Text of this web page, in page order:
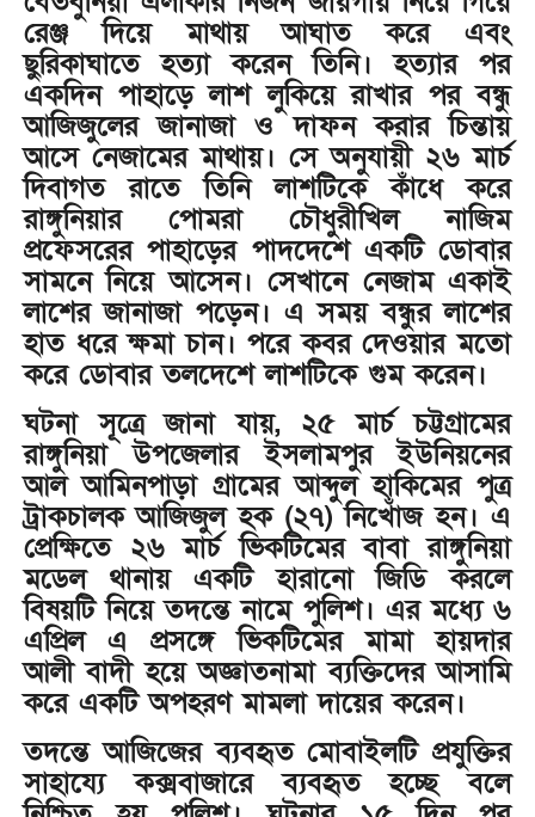
রেঞ্জ দিয়ে মাথায় আঘাত করে এবং
ছুরিকাঘাতে হত্যা করেন তিনি। হত্যার পর
একদিন পাহাড়ে লাশ লুকিয়ে রাখার পর বন্ধু
আজিজুলের জানাজা ও দাফন করার চিন্তায়
আসে নেজামের মাথায়। সে অনুযায়ী ২৬ মার্চ
দিবাগত রাতে তিনি লাশটিকে কাঁধে করে
রাঙ্গুনিয়ার পোমরা চৌধুরীখিল নাজিম
প্রফেসরের পাহাড়ের পাদদেশে একটি ডোবার
সামনে নিয়ে আসেন। সেখানে নেজাম একাই
লাশের জানাজা পড়েন। এ সময় বন্ধুর লাশের
হাত ধরে ক্ষমা চান। পরে কবর দেওয়ার মতো
করে ডোবার তলদেশে লাশটিকে গুম করেন।
ঘটনা সূত্রে জানা যায়, ২৫ মার্চ চট্টগ্রামের
রাঙ্গুনিয়া উপজেলার ইসলামপুর ইউনিয়নের
আল আমিনপাড়া গ্রামের আব্দুল হাকিমের পুত্র
ট্রাকচালক আজিজুল হক (২৭) নিখোঁজ হন। এ
প্রেক্ষিতে ২৬ মার্চ ভিকটিমের বাবা রাঙ্গুনিয়া
মডেল থানায় একটি হারানো জিডি করলে
বিষয়টি নিয়ে তদন্তে নামে পুলিশ। এর মধ্যে ৬
এপ্রিল এ প্রসঙ্গে ভিকটিমের মামা হায়দার
আলী বাদী হয়ে অজ্ঞাতনামা ব্যক্তিদের আসামি
করে একটি অপহরণ মামলা দায়ের করেন।
তদন্তে আজিজের ব্যবহৃত মোবাইলটি প্রযুক্তির
সাহায্যে কক্সবাজারে ব্যবহৃত হচ্ছে বলে